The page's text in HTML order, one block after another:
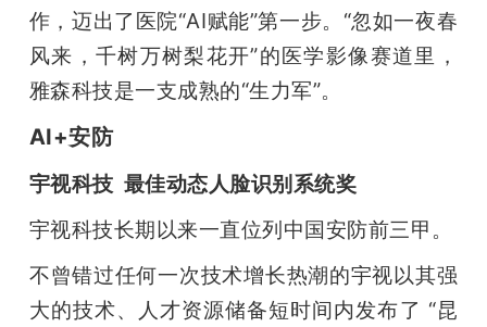
作，迈出了医院“AI赋能”第一步。“忽如一夜春
风来，千树万树梨花开”的医学影像赛道里，
雅森科技是一支成熟的“生力军”。
AI+安防
宇视科技  最佳动态人脸识别系统奖
宇视科技长期以来一直位列中国安防前三甲。
不曾错过任何一次技术增长热潮的宇视以其强
大的技术、人才资源储备短时间内发布了 “昆